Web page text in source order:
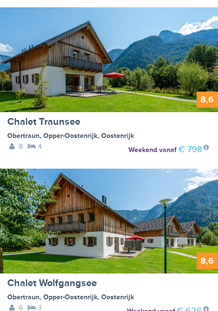
8,6
Chalet Traunsee
Obertraun, Opper-Oostenrijk, Oostenrijk
8
4 Weekendvanaf € 798
8,6
Chalet Wolfgangsee
Obertraun, Opper-Oostenrijk, Oostenrijk
6
3